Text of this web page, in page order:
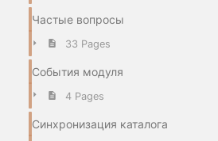
Частые вопросы
33 Pages
События модуля
4 Pages
Синхронизация каталога